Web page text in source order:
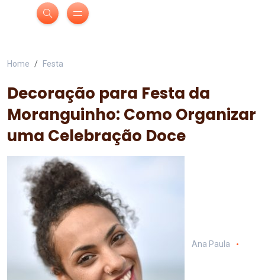
Home Festa
Decoração para Festa da
Moranguinho: Como Organizar
uma Celebração Doce
Ana Paula